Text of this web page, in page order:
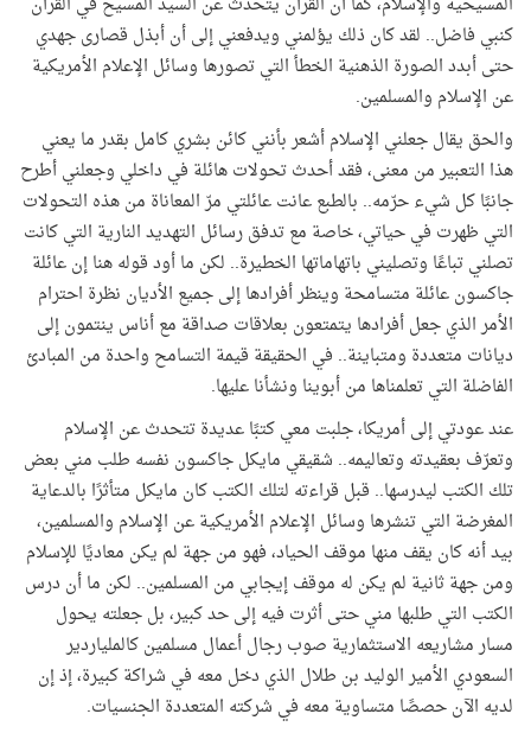
كنبي فاضل.. لقد كان ذلك يؤلمني ويدفعني إلى أن أبذل قصارى جهدي
حتى أبدد الصورة الذهنية الخطأ التي تصورها وسائل الإعلام الأمريكية
عن الإسلام والمسلمين.
والحق يقال جعلني الإسلام أشعر بأنني كائن بشري كامل بقدر ما يعني
هذا التعبير من معنى، فقد أحدث تحولات هائلة في داخلي وجعلني أطرح
جانبًا كل شيء حرّمه.. بالطبع عانت عائلتي مرّ المعاناة من هذه التحولات
التي ظهرت في حياتي، خاصة مع تدفق رسائل التهديد النارية التي كانت
تصلني تباعًا وتصليني باتهاماتها الخطيرة.. لكن ما أود قوله هنا إن عائلة
جاكسون عائلة متسامحة وينظر أفرادها إلى جميع الأديان نظرة احترام
الأمر الذي جعل أفرادها يتمتعون بعلاقات صداقة مع أناس ينتمون إلى
ديانات متعددة ومتباينة.. في الحقيقة قيمة التسامح واحدة من المبادئ
الفاضلة التي تعلمناها من أبوينا ونشأنا عليها.
عند عودتي إلى أمريكا، جلبت معي كتبًا عديدة تتحدث عن الإسلام
وتعرّف بعقيدته وتعاليمه.. شقيقي مايكل جاكسون نفسه طلب مني بعض
تلك الكتب ليدرسها.. قبل قراءته لتلك الكتب كان مايكل متأثرًا بالدعاية
المغرضة التي تنشرها وسائل الإعلام الأمريكية عن الإسلام والمسلمين،
بيد أنه كان يقف منها موقف الحياد، فهو من جهة لم يكن معاديًا للإسلام
ومن جهة ثانية لم يكن له موقف إيجابي من المسلمين.. لكن ما أن درس
الكتب التي طلبها مني حتى أثرت فيه إلى حد كبير، بل جعلته يحول
مسار مشاريعه الاستثمارية صوب رجال أعمال مسلمين كالملياردير
السعودي الأمير الوليد بن طلال الذي دخل معه في شراكة كبيرة، إذ إن
لديه الآن حصصًا متساوية معه في شركته المتعددة الجنسيات.